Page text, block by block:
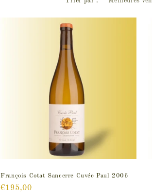
François Cotat Sancerre Cuvée Paul 2006
Prix
€195,00